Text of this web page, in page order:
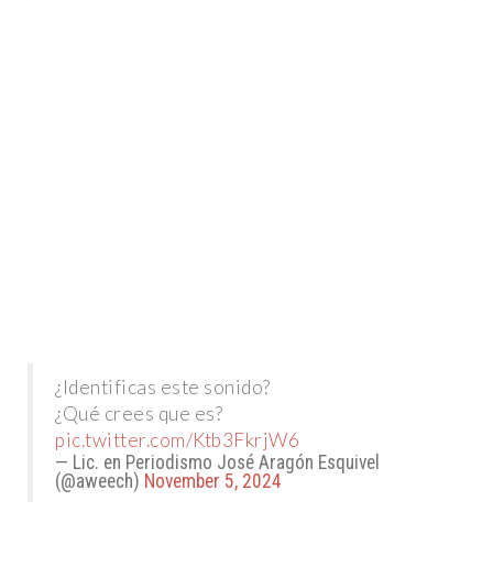
¿Identificas este sonido?
¿Qué crees que es?
pic.twitter.com/Ktb3FkrjW6
— Lic. en Periodismo José Aragón Esquivel
(@aweech) November 5, 2024